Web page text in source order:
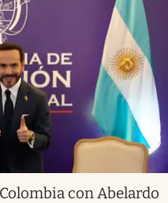
con Abelardo